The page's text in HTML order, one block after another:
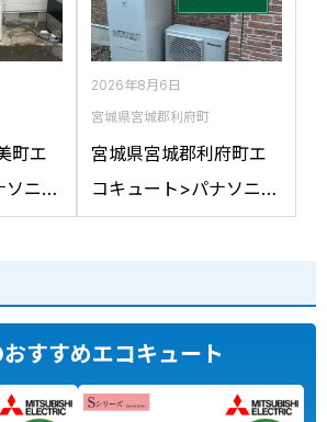
ソニ
への交
46D1QRAPSからパナ
ソニックHE-D46FQS
への交換
町エ
ニッ
例：
HE-
換
2026年8月6日
宮城県宮城郡利府町
宮城県宮城郡利府町エ
コキュート>パナソニッ
ク交換工事施工事例：
クHE-S37LQSへの交換
すすめエコキュート